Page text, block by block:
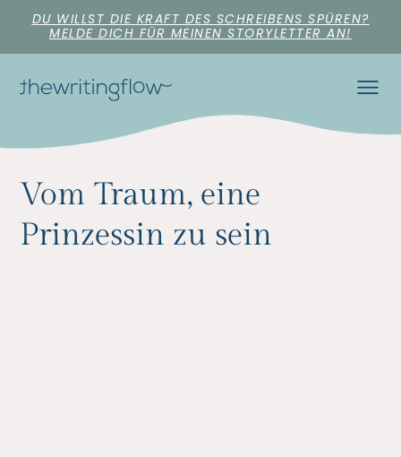
DU WILLST DIE KRAFT DES SCHREIBENS SPÜREN?
MELDE DICH FÜR MEINEN STORYLETTER AN!
Vom Traum, eine
Prinzessin zu sein